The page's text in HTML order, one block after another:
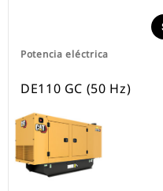
Potencia eléctrica
DE110 GC (50 Hz)